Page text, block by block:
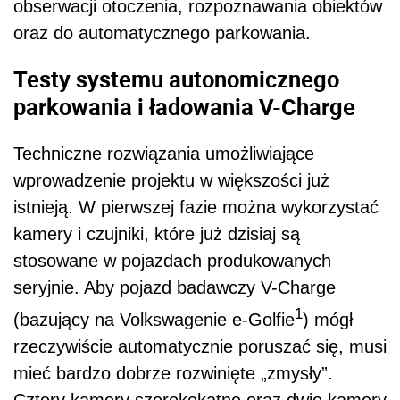
obserwacji otoczenia, rozpoznawania obiektów
oraz do automatycznego parkowania.
Testy systemu autonomicznego
parkowania i ładowania V-Charge
Techniczne rozwiązania umożliwiające
wprowadzenie projektu w większości już
istnieją. W pierwszej fazie można wykorzystać
kamery i czujniki, które już dzisiaj są
stosowane w pojazdach produkowanych
seryjnie. Aby pojazd badawczy V-Charge
(bazujący na Volkswagenie e-Golfie1) mógł
rzeczywiście automatycznie poruszać się, musi
mieć bardzo dobrze rozwinięte „zmysły”.